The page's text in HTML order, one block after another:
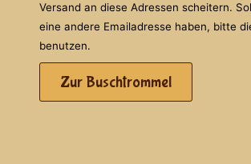
Versand an diese Adressen scheitern.
eine andere Emailadresse haben, bitte
benutzen.
Zur Buschtrommel